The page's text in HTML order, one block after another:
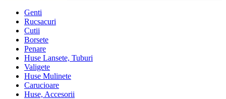
Genti
Rucsacuri
Cutii
Borsete
Penare
Huse Lansete, Tuburi
Valigete
Huse Mulinete
Carucioare
Huse, Accesorii